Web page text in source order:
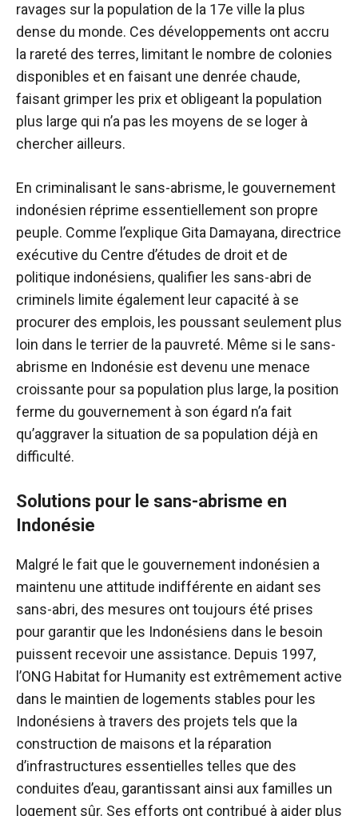
ravages sur la population de la 17e ville la plus
dense du monde. Ces développements ont accru
la rareté des terres, limitant le nombre de colonies
disponibles et en faisant une denrée chaude,
faisant grimper les prix et obligeant la population
plus large qui n’a pas les moyens de se loger à
chercher ailleurs.
En criminalisant le sans-abrisme, le gouvernement
indonésien réprime essentiellement son propre
peuple. Comme l’explique Gita Damayana, directrice
exécutive du Centre d’études de droit et de
politique indonésiens, qualifier les sans-abri de
criminels limite également leur capacité à se
procurer des emplois, les poussant seulement plus
loin dans le terrier de la pauvreté. Même si le sans-
abrisme en Indonésie est devenu une menace
croissante pour sa population plus large, la position
ferme du gouvernement à son égard n’a fait
qu’aggraver la situation de sa population déjà en
difficulté.
Solutions pour le sans-abrisme en
Indonésie
Malgré le fait que le gouvernement indonésien a
maintenu une attitude indifférente en aidant ses
sans-abri, des mesures ont toujours été prises
pour garantir que les Indonésiens dans le besoin
puissent recevoir une assistance. Depuis 1997,
l’ONG Habitat for Humanity est extrêmement active
dans le maintien de logements stables pour les
Indonésiens à travers des projets tels que la
construction de maisons et la réparation
d’infrastructures essentielles telles que des
conduites d’eau, garantissant ainsi aux familles un
logement sûr. Ses efforts ont contribué à aider plus